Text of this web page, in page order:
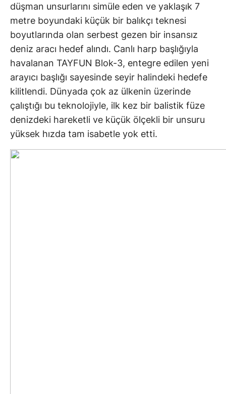
düşman unsurlarını simüle eden ve yaklaşık 7
metre boyundaki küçük bir balıkçı teknesi
boyutlarında olan serbest gezen bir insansız
deniz aracı hedef alındı. Canlı harp başlığıyla
havalanan TAYFUN Blok-3, entegre edilen yeni
arayıcı başlığı sayesinde seyir halindeki hedefe
kilitlendi. Dünyada çok az ülkenin üzerinde
çalıştığı bu teknolojiyle, ilk kez bir balistik füze
denizdeki hareketli ve küçük ölçekli bir unsuru
yüksek hızda tam isabetle yok etti.